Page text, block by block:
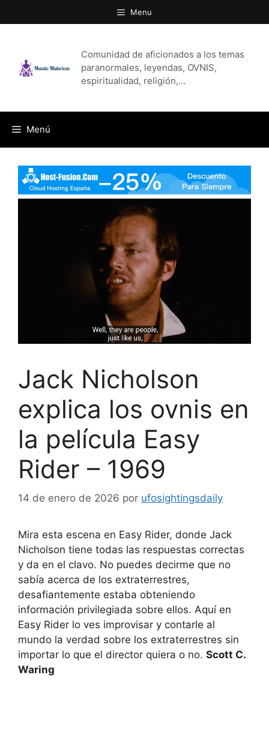
al
Menu
Comunidad de aficionados a los temas
paranormales, leyendas, OVNIS,
espiritualidad, religión,…
Menú
Jack Nicholson
explica los ovnis en
la película Easy
Rider – 1969
14 de enero de 2026 por ufosightingsdaily
Mira esta escena en Easy Rider, donde Jack
Nicholson tiene todas las respuestas correctas
y da en el clavo. No puedes decirme que no
sabía acerca de los extraterrestres,
desafiantemente estaba obteniendo
información privilegiada sobre ellos. Aquí en
Easy Rider lo ves improvisar y contarle al
mundo la verdad sobre los extraterrestres sin
importar lo que el director quiera o no. Scott C.
Waring